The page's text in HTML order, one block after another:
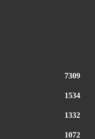
7309
1534
1332
1072